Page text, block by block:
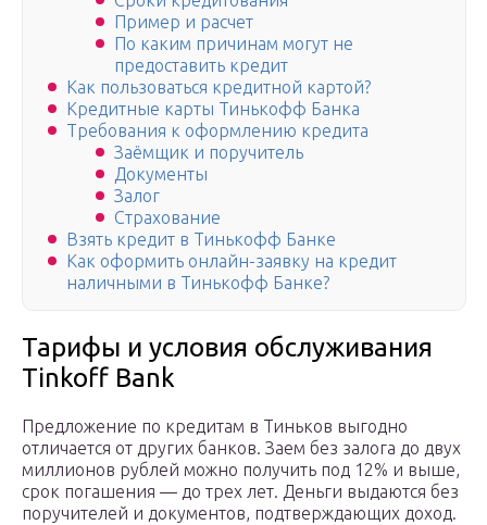
Пример и расчет
По каким причинам могут не
предоставить кредит
Как пользоваться кредитной картой?
Кредитные карты Тинькофф Банка
Требования к оформлению кредита
Заёмщик и поручитель
Документы
Залог
Страхование
Взять кредит в Тинькофф Банке
Как оформить онлайн-заявку на кредит
наличными в Тинькофф Банке?
Тарифы и условия обслуживания
Tinkoff Bank
Предложение по кредитам в Тиньков выгодно
отличается от других банков. Заем без залога до двух
миллионов рублей можно получить под 12% и выше,
срок погашения — до трех лет. Деньги выдаются без
поручителей и документов, подтверждающих доход.